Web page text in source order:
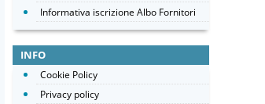
Informativa iscrizione Albo Fornitori
INFO
Cookie Policy
Privacy policy